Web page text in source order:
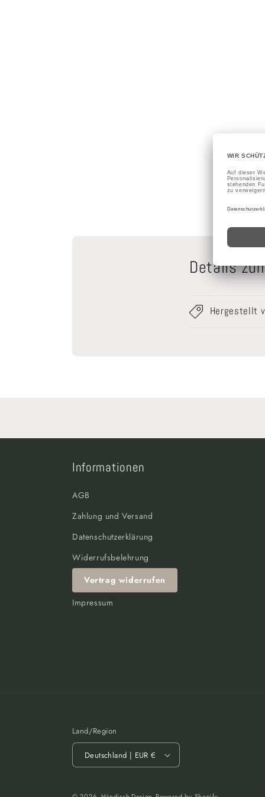
Details
Hergestellt
Informationen
AGB
Zahlung und Versand
Datenschutzerklärung
Widerrufsbelehrung
Vertrag widerrufen
Impressum
Land/Region
Deutschland | EUR €